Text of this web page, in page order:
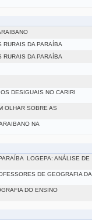
RURAIS DA PARAÍBA
RURAIS DA PARAÍBA
DESIGUAIS NO CARIRI
OLHAR SOBRE AS
NA
 LOGEPA: ANÁLISE DE
DE GEOGRAFIA DA
DO ENSINO